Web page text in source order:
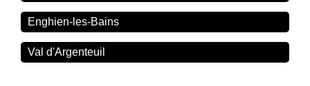
Enghien-les-Bains
Val d'Argenteuil